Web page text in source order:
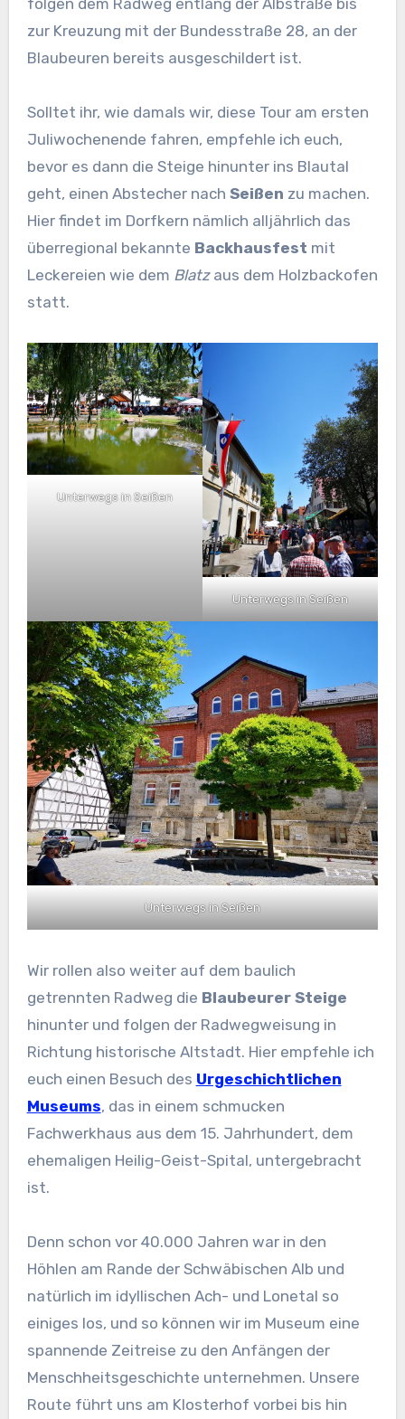
zur Kreuzung mit der Bundesstraße 28, an der
Blaubeuren bereits ausgeschildert ist.
Solltet ihr, wie damals wir, diese Tour am ersten
Juliwochenende fahren, empfehle ich euch,
bevor es dann die Steige hinunter ins Blautal
geht, einen Abstecher nach Seißen zu machen.
Hier findet im Dorfkern nämlich alljährlich das
überregional bekannte Backhausfest mit
Leckereien wie dem Blatz aus dem Holzbackofen
statt.
Unterwegs in Seißen
Unterwegs in Seißen
Unterwegs in Seißen
Wir rollen also weiter auf dem baulich
getrennten Radweg die Blaubeurer Steige
hinunter und folgen der Radwegweisung in
Richtung historische Altstadt. Hier empfehle ich
euch einen Besuch des Urgeschichtlichen
Museums, das in einem schmucken
Fachwerkhaus aus dem 15. Jahrhundert, dem
ehemaligen Heilig-Geist-Spital, untergebracht
ist.
Denn schon vor 40.000 Jahren war in den
Höhlen am Rande der Schwäbischen Alb und
natürlich im idyllischen Ach- und Lonetal so
einiges los, und so können wir im Museum eine
spannende Zeitreise zu den Anfängen der
Menschheitsgeschichte unternehmen. Unsere
Route führt uns am Klosterhof vorbei bis hin